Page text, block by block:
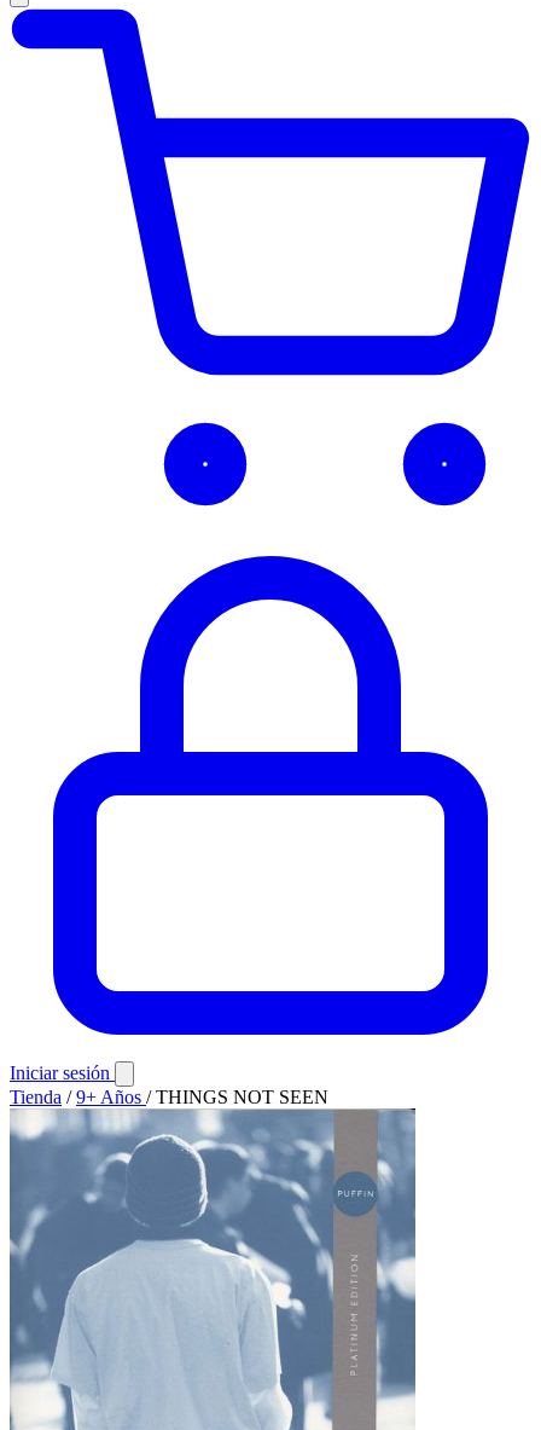
Iniciar sesión
Tienda / 9+ Años / THINGS NOT SEEN